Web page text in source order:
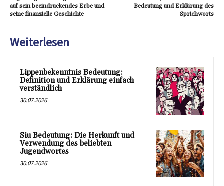
auf sein beeindruckendes Erbe und
seine finanzielle Geschichte
Bedeutung und Erklärung des
Sprichworts
Weiterlesen
Lippenbekenntnis Bedeutung:
Definition und Erklärung einfach
verständlich
30.07.2026
Siu Bedeutung: Die Herkunft und
Verwendung des beliebten
Jugendwortes
30.07.2026